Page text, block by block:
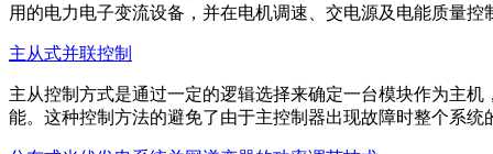
用的电力电子变流设备，并在电机调速、交电源及电能质量控
主从式并联控制
主从控制方式是通过一定的逻辑选择来确定一台模块作为主
能。这种控制方法的避免了由于主控制器出现故障时整个系统